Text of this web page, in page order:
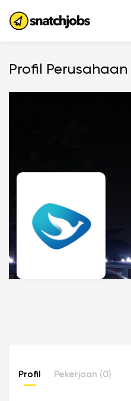
Profil Perusahaan
Profil Pekerjaan (0)